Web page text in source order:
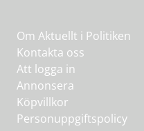
Om Aktuellt i Politiken
Kontakta oss
Att logga in
Annonsera
Köpvillkor
Personuppgiftspolicy